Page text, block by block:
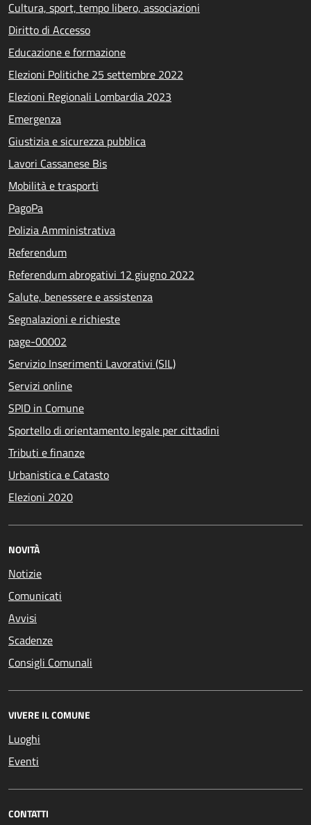
Cultura, sport, tempo libero, associazioni
Diritto di Accesso
Educazione e formazione
Elezioni Politiche 25 settembre 2022
Elezioni Regionali Lombardia 2023
Emergenza
Giustizia e sicurezza pubblica
Lavori Cassanese Bis
Mobilità e trasporti
PagoPa
Polizia Amministrativa
Referendum
Referendum abrogativi 12 giugno 2022
Salute, benessere e assistenza
Segnalazioni e richieste
page-00002
Servizio Inserimenti Lavorativi (SIL)
Servizi online
SPID in Comune
Sportello di orientamento legale per cittadini
Tributi e finanze
Urbanistica e Catasto
Elezioni 2020
NOVITÀ
Notizie
Comunicati
Avvisi
Scadenze
Consigli Comunali
VIVERE IL COMUNE
Luoghi
Eventi
CONTATTI